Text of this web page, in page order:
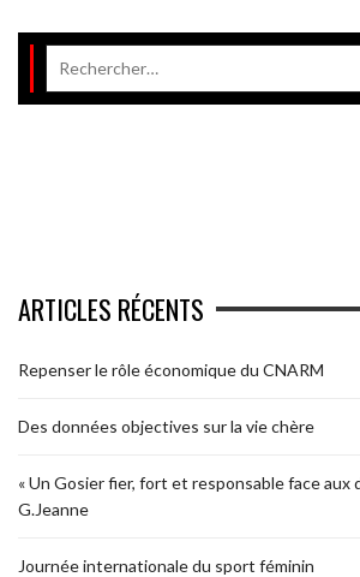
ARTICLES RÉCENTS
Repenser le rôle économique du CNARM
Des données objectives sur la vie chère
« Un Gosier fier, fort et responsable face aux
G.Jeanne
Journée internationale du sport féminin